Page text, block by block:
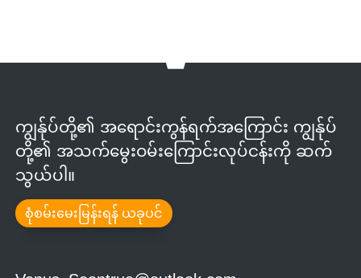
ကျွန်ုပ်တို့၏ အရောင်းကွန်ရက်အကြောင်း ကျွန်ုပ်
တို့၏ အသက်မွေးဝမ်းကြောင်းလုပ်ငန်းကို ဆက်
သွယ်ပါ။
စုံစမ်းမေးမြန်းရန် ယခုပင်